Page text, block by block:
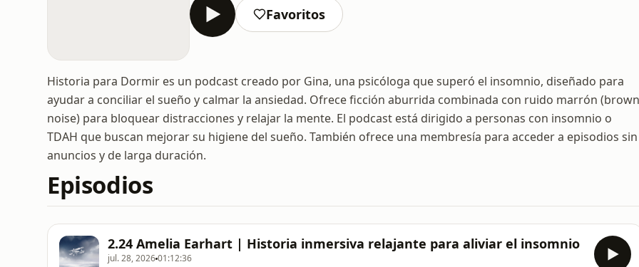
Favoritos
Historia para Dormir es un podcast creado por Gina, una psicóloga que superó el insomnio, diseñado para
ayudar a conciliar el sueño y calmar la ansiedad. Ofrece ficción aburrida combinada con ruido marrón (brown
noise) para bloquear distracciones y relajar la mente. El podcast está dirigido a personas con insomnio o
TDAH que buscan mejorar su higiene del sueño. También ofrece una membresía para acceder a episodios sin
anuncios y de larga duración.
Episodios
2.24 Amelia Earhart | Historia inmersiva relajante para aliviar el insomnio
jul. 28, 202601:12:36